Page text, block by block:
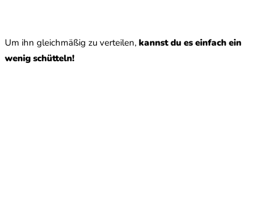
Um ihn gleichmäßig zu verteilen, kannst du es einfach ein
wenig schütteln!